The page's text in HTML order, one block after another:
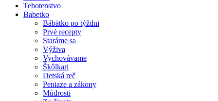
Tehotenstvo
Babetko
Bábätko po týždni
Prvé recepty
Staráme sa
Výživa
Vychovávame
Škôlkari
Detská reč
Peniaze a zákony
Múdrosti